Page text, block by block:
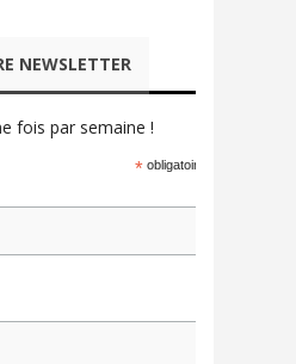
NEWSLETTER
fois par semaine !
* obligatoire